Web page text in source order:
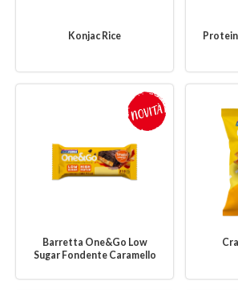
Konjac Rice
Barretta One&Go Low
Sugar Fondente Caramello